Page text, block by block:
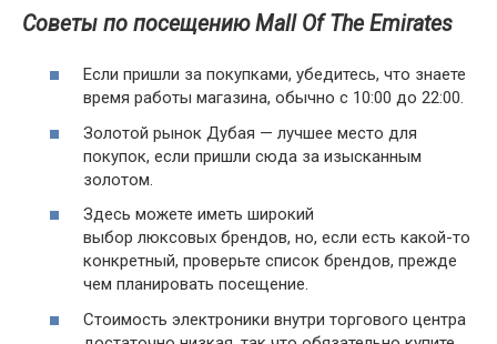
Советы по посещению Mall Of The Emirates
Если пришли за покупками, убедитесь, что знаете
время работы магазина, обычно с 10:00 до 22:00.
Золотой рынок Дубая — лучшее место для
покупок, если пришли сюда за изысканным
золотом.
Здесь можете иметь широкий
выбор люксовых брендов, но, если есть какой-то
конкретный, проверьте список брендов, прежде
чем планировать посещение.
Стоимость электроники внутри торгового центра